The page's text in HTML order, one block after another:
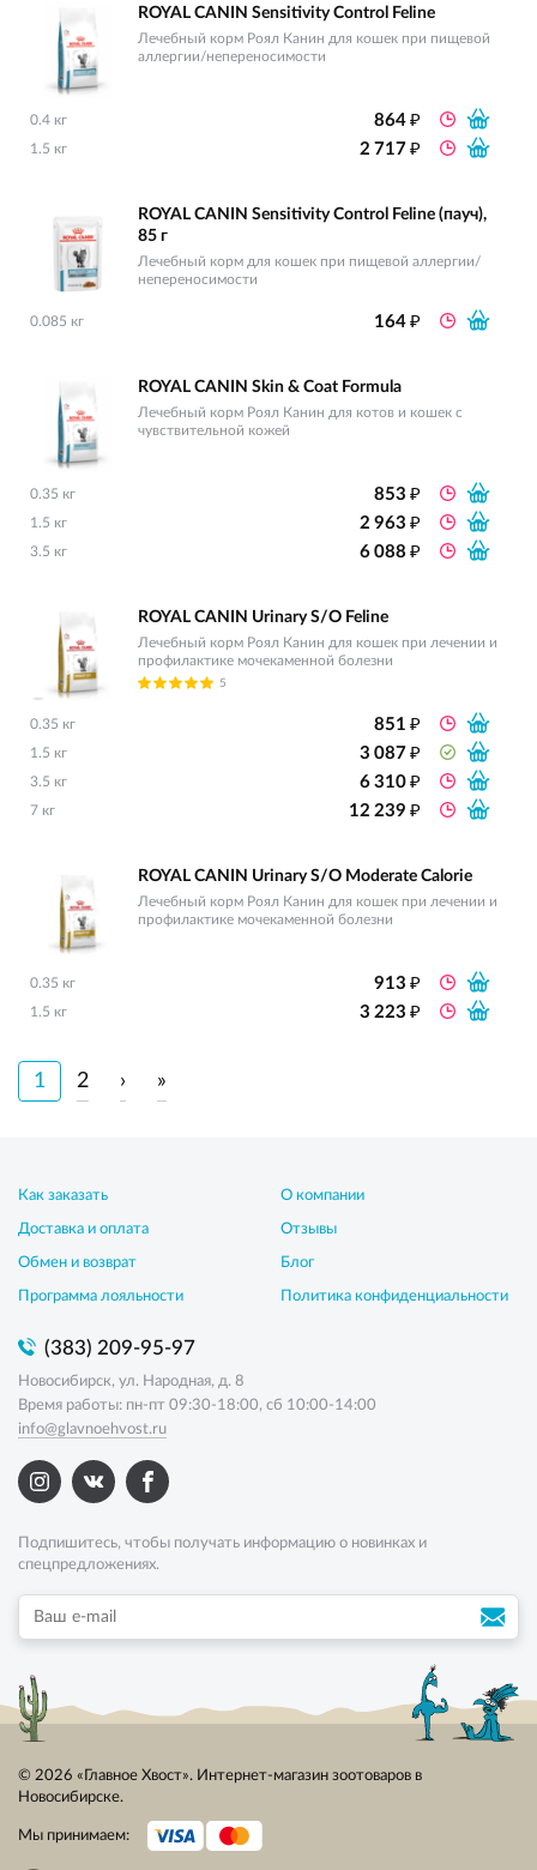
ROYAL CANIN Sensitivity Control Feline
Лечебный корм Роял Канин для кошек при пищевой
аллергии/непереносимости
0.4 кг 864₽
1.5 кг 2 717₽
ROYAL CANIN Sensitivity Control Feline (пауч),
85 г
Лечебный корм для кошек при пищевой аллергии/
непереносимости
0.085 кг 164₽
ROYAL CANIN Skin & Coat Formula
Лечебный корм Роял Канин для котов и кошек с
чувствительной кожей
0.35 кг 853₽
1.5 кг 2 963₽
3.5 кг 6 088₽
ROYAL CANIN Urinary S/O Feline
Лечебный корм Роял Канин для кошек при лечении и
профилактике мочекаменной болезни
5
0.35 кг 851₽
1.5 кг 3 087₽
3.5 кг 6 310₽
7 кг 12 239₽
ROYAL CANIN Urinary S/O Moderate Calorie
Лечебный корм Роял Канин для кошек при лечении и
профилактике мочекаменной болезни
0.35 кг 913₽
1.5 кг 3 223₽
1 2 › »
Как заказать
Доставка и оплата
Обмен и возврат
Программа лояльности
О компании
Отзывы
Блог
Политика конфиденциальности
(383) 209-95-97
Новосибирск, ул. Народная, д. 8
Время работы: пн-пт 09:30-18:00, сб 10:00-14:00
info@glavnoehvost.ru
Подпишитесь, чтобы получать информацию о новинках и
спецпредложениях.
© 2026 «Главное Хвост». Интернет-магазин зоотоваров в
Новосибирске.
Мы принимаем: